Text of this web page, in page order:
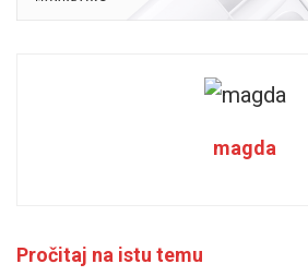
magda
Pročitaj na istu temu